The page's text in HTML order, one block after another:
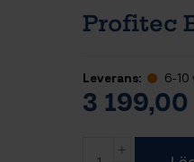
Profitec
Leverans: 6-10
3